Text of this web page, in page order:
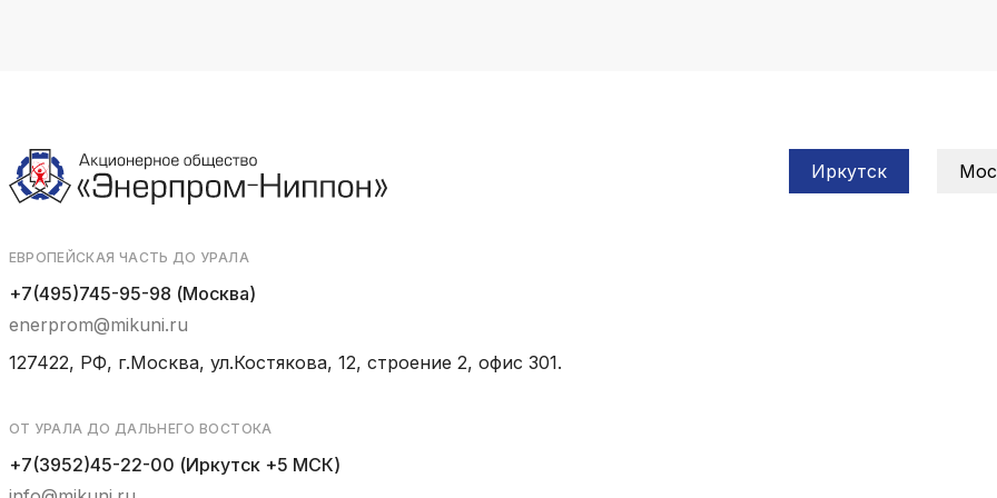
ЕВРОПЕЙСКАЯ ЧАСТЬ ДО УРАЛА
+7(495)745-95-98 (Москва)
enerprom@mikuni.ru
127422, РФ, г.Москва, ул.Костякова, 12, строение 2, офис 301.
ОТ УРАЛА ДО ДАЛЬНЕГО ВОСТОКА
+7(3952)45-22-00 (Иркутск +5 МСК)
Иркутск